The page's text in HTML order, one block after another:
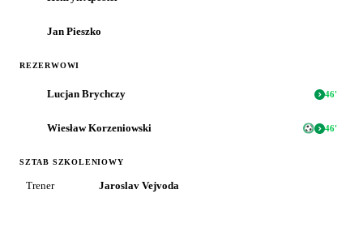
Jan Pieszko
REZERWOWI
Lucjan Brychczy 46'
Wiesław Korzeniowski 46'
SZTAB SZKOLENIOWY
Trener Jaroslav Vejvoda